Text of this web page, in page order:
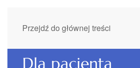
Przejdź do głównej treści
Dla pacjenta